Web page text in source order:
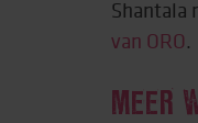
Shantala
van ORO.
MEER